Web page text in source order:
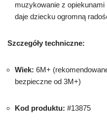
muzykowanie z opiekunami
daje dziecku ogromną
Szczegóły techniczne:
Wiek: 6M+
bezpieczne od 3M+)
Kod produktu: #13875